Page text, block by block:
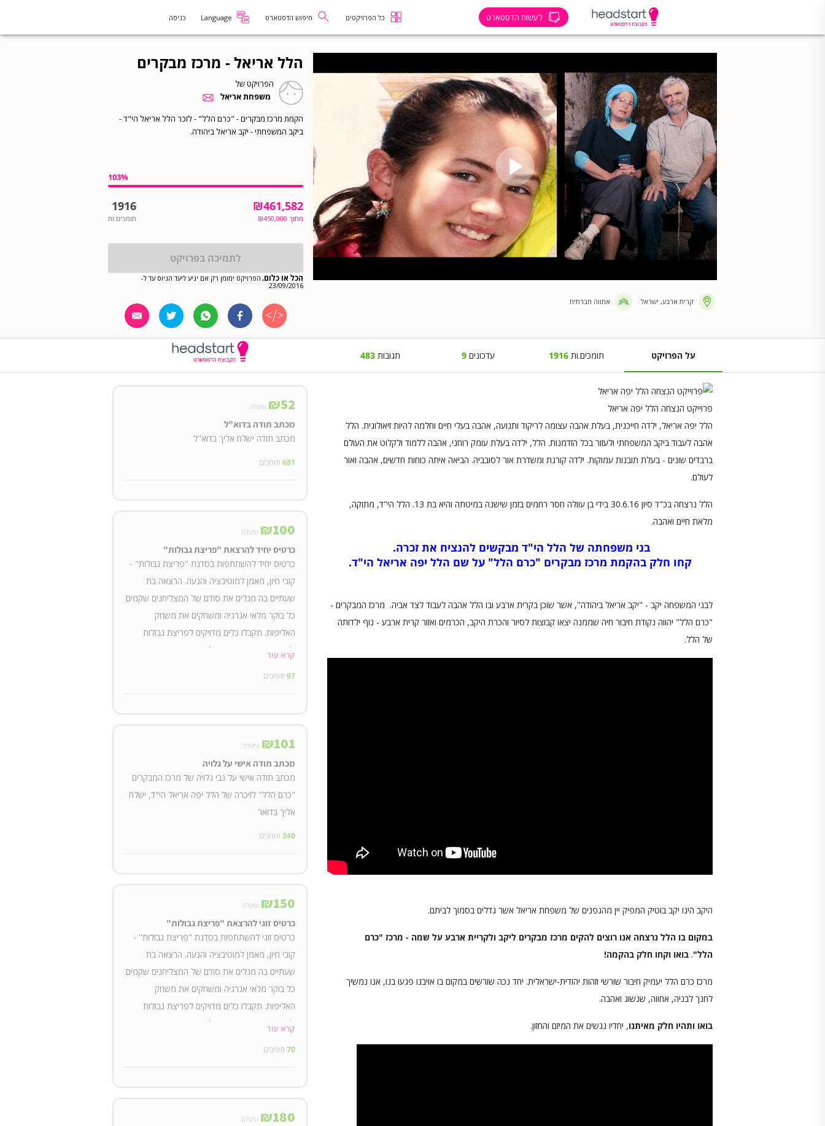
לעשות הדסטארט כל הפרויקטים חיפוש הדסטארט Language כניסה
קרית ארבע, ישראל אחווה חברתית
הלל אריאל - מרכז מבקרים
הפרויקט של
משפחת אריאל
הקמת מרכז מבקרים - "כרם הלל" - לזכר הלל אריאל הי"ד -
ביקב המשפחתי - יקב אריאל ביהודה.
103%
₪461,582
מתוך ₪450,000
1916
תומכים.ות
לתמיכה בפרויקט
הכל או כלום. הפרויקט ימומן רק אם יגיע ליעד הגיוס עד ל-
23/09/2016
על הפרויקט תומכים.ות 1916 עדכונים 9 תגובות 483
פרוייקט הנצחה הלל יפה אריאל
הלל יפה אריאל, ילדה חייכנית, בעלת אהבה עצומה לריקוד ותנועה, אהבה בעלי חיים וחלמה להיות זיאולוגית. הלל
אהבה לעבוד ביקב המשפחתי ולעזור בכל הזדמנות. הלל, ילדה בעלת עומק רוחני, אהבה ללמוד ולקלוט את העולם
ברבדים שונים - בעלת תובנות עמוקות. ילדה קורנת ומשדרת אור לסובביה. הביאה איתה כוחות חדשים, אהבה ואור
לעולם.
הלל נרצחה בכ"ד סיון 30.6.16 בידי בן עוולה חסר רחמים בזמן שישנה במיטתה והיא בת 13. הלל הי"ד, מתוקה,
מלאת חיים ואהבה.
בני משפחתה של הלל הי"ד מבקשים להנציח את זכרה.
קחו חלק בהקמת מרכז מבקרים "כרם הלל" על שם הלל יפה אריאל הי"ד.
לבני המשפחה יקב - "יקב אריאל ביהודה", אשר שוכן בקרית ארבע ובו הלל אהבה לעבוד לצד אביה. מרכז המבקרים -
"כרם הלל" יהווה נקודת חיבור חיה שממנה יצאו קבוצות לסיור והכרת היקב, הכרמים ואזור קרית ארבע - נוף ילדותה
של הלל.
היקב הינו יקב בוטיק המפיק יין מהגפנים של משפחת אריאל אשר גדלים בסמוך לביתם.
במקום בו הלל נרצחה אנו רוצים להקים מרכז מבקרים ליקב ולקריית ארבע על שמה - מרכז "כרם
הלל"
. בואו וקחו חלק בהקמה!
מרכז כרם הלל יעמיק חיבור שורשי וזהות יהודית-ישראלית. יחד נכה שורשים במקום בו אויבנו פגעו בנו, אנו נמשיך
לחנך לבניה, אחווה, שגשוג ואהבה.
בואו ותהיו חלק מאיתנו, יחדיו נגשים את המיזם והחזון.
₪52 ומעלה
מכתב תודה בדוא"ל
מכתב תודה ישלח אליך בדוא"ל
681 תומכים
₪100 ומעלה
כרטיס יחיד להרצאת "פריצת גבולות"
כרטיס יחיד להשתתפות בסדנת "פריצת גבולות" -
קובי חיון, מאמן למוטיבציה והנעה. הרצאה בת
שעתיים בה מגלים את סודם של המצליחנים שקמים
כל בוקר מלאי אנרגיה ומשחקים את משחק
האליפות. תקבלו כלים מדויקים לפריצת גבולות
וליצירת חיים עוצמתיים מלאי התרגשות והגשמה.
קרא עוד
97 תומכים
₪101 ומעלה
מכתב תודה אישי על גלויה
מכתב תודה אישי על גבי גלויה של מרכז המבקרים
"כרם הלל" לזיכרה של הלל יפה אריאל הי"ד, ישלח
אליך בדואר
340 תומכים
₪150 ומעלה
כרטיס זוגי להרצאת "פריצת גבולות"
כרטיס זוגי להשתתפות בסדנת "פריצת גבולות" -
קובי חיון, מאמן למוטיבציה והנעה. הרצאה בת
שעתיים בה מגלים את סודם של המצליחנים שקמים
כל בוקר מלאי אנרגיה ומשחקים את משחק
האליפות. תקבלו כלים מדויקים לפריצת גבולות
וליצירת חיים עוצמתיים מלאי התרגשות והגשמה.
קרא עוד
70 תומכים
₪180 ומעלה